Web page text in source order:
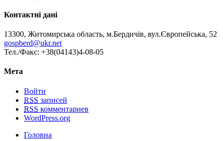
Контактні дані
13300, Житомирська область, м.Бердичів, вул.Європейська, 52
gospberd@ukr.net
Тел./Факс: +38(04143)4-08-05
Мета
Войти
RSS записей
RSS комментариев
WordPress.org
Головна